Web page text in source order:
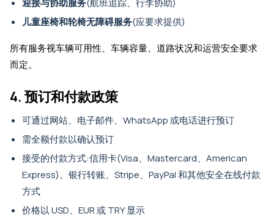
迎接与协助服务(航班追踪、行李协助)
儿童座椅和轮椅无障碍服务(应要求提供)
所有服务视车辆可用性、车辆容量、道路状况和运营安全要求
而定。
4. 预订和付款政策
可通过网站、电子邮件、WhatsApp 或电话进行预订
需全额付款以确认预订
接受的付款方式:信用卡(Visa、Mastercard、American
Express)、银行转账、Stripe、PayPal 和其他安全在线付款
方式
价格以 USD、EUR 或 TRY 显示